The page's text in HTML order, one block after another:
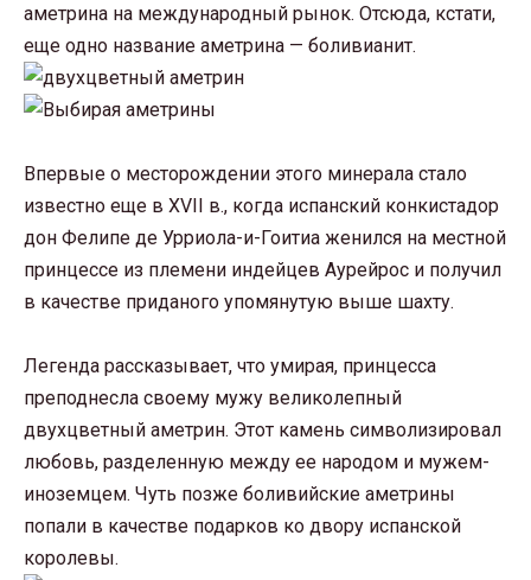
аметрина на международный рынок. Отсюда, кстати,
еще одно название аметрина — боливианит.
Впервые о месторождении этого минерала стало
известно еще в XVII в., когда испанский конкистадор
дон Фелипе де Урриола-и-Гоитиа женился на местной
принцессе из племени индейцев Аурейрос и получил
в качестве приданого упомянутую выше шахту.
Легенда рассказывает, что умирая, принцесса
преподнесла своему мужу великолепный
двухцветный аметрин. Этот камень символизировал
любовь, разделенную между ее народом и мужем-
иноземцем. Чуть позже боливийские аметрины
попали в качестве подарков ко двору испанской
королевы.